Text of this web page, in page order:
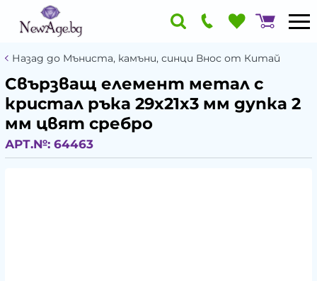
Назад до Мъниста, камъни, синци Внос от Китай
Свързващ елемент метал с
кристал ръка 29x21x3 мм дупка 2
мм цвят сребро
АРТ.№: 64463